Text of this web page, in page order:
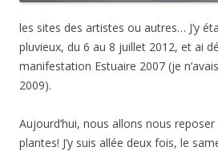
les sites des artistes ou autres… J’y
pluvieux, du 6 au 8 juillet 2012, et ai
manifestation Estuaire 2007 (je
2009).
Aujourd’hui, nous allons nous
plantes! J’y suis allée deux fois, le